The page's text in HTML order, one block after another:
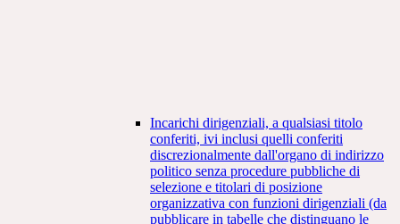
Incarichi dirigenziali, a qualsiasi titolo
conferiti, ivi inclusi quelli conferiti
discrezionalmente dall'organo di indirizzo
politico senza procedure pubbliche di
selezione e titolari di posizione
organizzativa con funzioni dirigenziali (da
pubblicare in tabelle che distinguano le